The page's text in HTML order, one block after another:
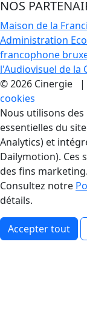
NOS
Maison de la
Administration
francophone
l'Audiovisuel de la
© 2026 Cinergie |
cookies
Gestion
Nous utilisons
essentielles du
Analytics) et
Dailymotion). Ces
des fins marketing.
Consultez notre
détails.
Accepter tout